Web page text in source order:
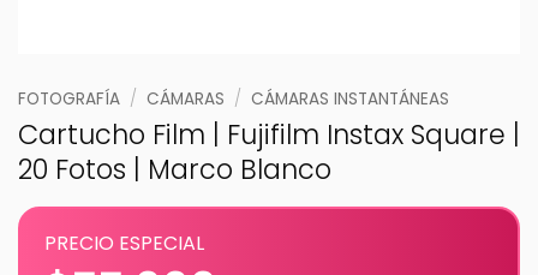
FOTOGRAFÍA / CÁMARAS / CÁMARAS INSTANTÁNEAS
Cartucho Film | Fujifilm Instax Square |
20 Fotos | Marco Blanco
PRECIO ESPECIAL